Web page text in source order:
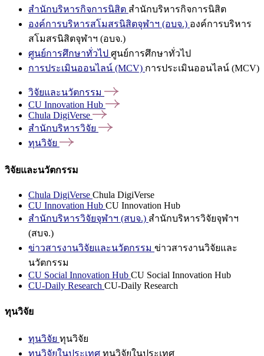
สำนักบริหารกิจการนิสิต สำนักบริหารกิจการนิสิต
องค์การบริหารสโมสรนิสิตจุฬาฯ (อบจ.) องค์การบริหาร
สโมสรนิสิตจุฬาฯ (อบจ.)
ศูนย์การศึกษาทั่วไป ศูนย์การศึกษาทั่วไป
การประเมินออนไลน์ (MCV) การประเมินออนไลน์ (MCV)
วิจัยและนวัตกรรม
CU Innovation Hub
Chula DigiVerse
สำนักบริหารวิจัย
ทุนวิจัย
วิจัยและนวัตกรรม
Chula DigiVerse Chula DigiVerse
CU Innovation Hub CU Innovation Hub
สำนักบริหารวิจัยจุฬาฯ (สบจ.) สำนักบริหารวิจัยจุฬาฯ
(สบจ.)
ข่าวสารงานวิจัยและนวัตกรรม ข่าวสารงานวิจัยและ
นวัตกรรม
CU Social Innovation Hub CU Social Innovation Hub
CU-Daily Research CU-Daily Research
ทุนวิจัย
ทุนวิจัย ทุนวิจัย
ทุนวิจัยในประเทศ ทุนวิจัยในประเทศ